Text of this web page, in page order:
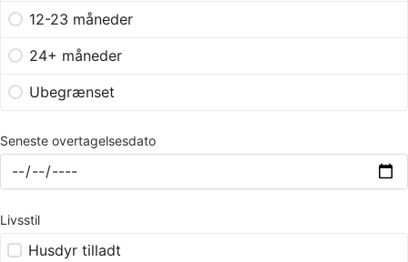
12-23 måneder
24+ måneder
Ubegrænset
Seneste overtagelsesdato
Livsstil
Husdyr tilladt